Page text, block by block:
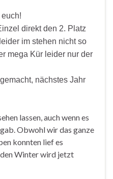
direkt den 2. Platz
im stehen nicht so
mega Kür leider nur der
nächstes Jahr
lassen, auch wenn es
Obwohl wir das ganze
konnten lief es
Winter wird jetzt